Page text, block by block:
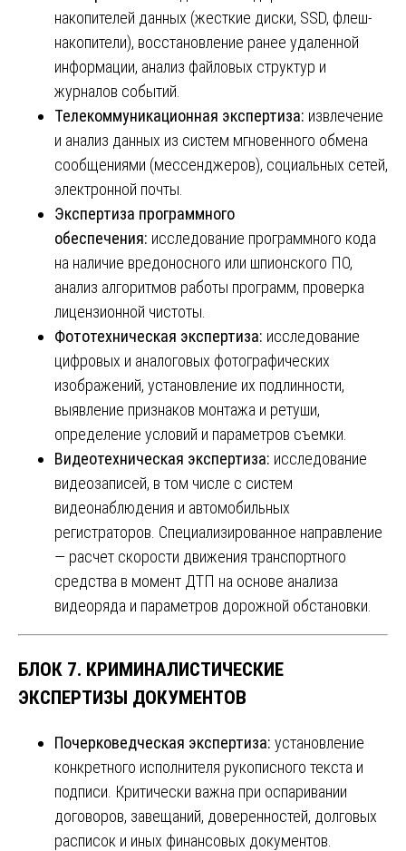
накопителей данных (жесткие диски, SSD, флеш-
накопители), восстановление ранее удаленной
информации, анализ файловых структур и
журналов событий.
Телекоммуникационная экспертиза: извлечение
и анализ данных из систем мгновенного обмена
сообщениями (мессенджеров), социальных сетей,
электронной почты.
Экспертиза программного
обеспечения: исследование программного кода
на наличие вредоносного или шпионского ПО,
анализ алгоритмов работы программ, проверка
лицензионной чистоты.
Фототехническая экспертиза: исследование
цифровых и аналоговых фотографических
изображений, установление их подлинности,
выявление признаков монтажа и ретуши,
определение условий и параметров съемки.
Видеотехническая экспертиза: исследование
видеозаписей, в том числе с систем
видеонаблюдения и автомобильных
регистраторов. Специализированное направление
— расчет скорости движения транспортного
средства в момент ДТП на основе анализа
видеоряда и параметров дорожной обстановки.
БЛОК 7. КРИМИНАЛИСТИЧЕСКИЕ
ЭКСПЕРТИЗЫ ДОКУМЕНТОВ
Почерковедческая экспертиза: установление
конкретного исполнителя рукописного текста и
подписи. Критически важна при оспаривании
договоров, завещаний, доверенностей, долговых
расписок и иных финансовых документов.